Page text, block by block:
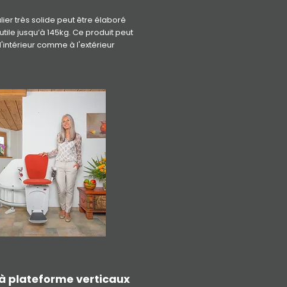
très solide peut être élaboré
jusqu’à 145kg. Ce produit peut
comme à l'extérieur
plateforme verticaux